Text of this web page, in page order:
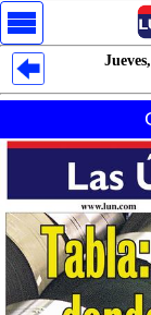
Despliegues
Despliegues